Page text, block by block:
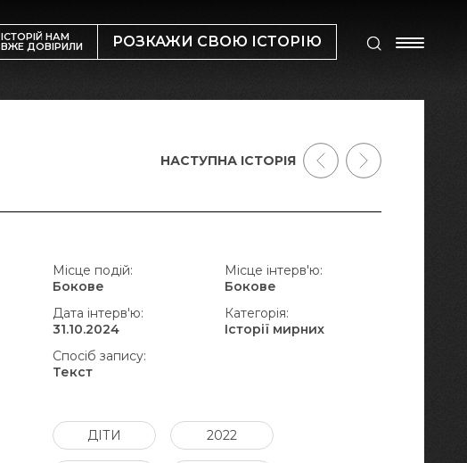
ІСТОРІЙ НАМ
ВЖЕ ДОВІРИЛИ РОЗКАЖИ СВОЮ ІСТОРІЮ
Місце подій:
Бокове
Місце інтерв'ю:
Бокове
Дата інтерв'ю:
31.10.2024
Категорія:
Історії мирних
Спосіб запису:
Текст
ДІТИ 2022
НАСТУПНА ІСТОРІЯ